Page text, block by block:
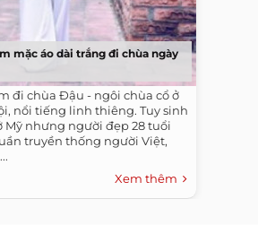
mặc áo dài trắng đi chùa ngày
đi chùa Đậu - ngôi chùa cổ ở
nổi tiếng linh thiêng. Tuy sinh
Mỹ nhưng người đẹp 28 tuổi
truyền thống người Việt,
Xem thêm